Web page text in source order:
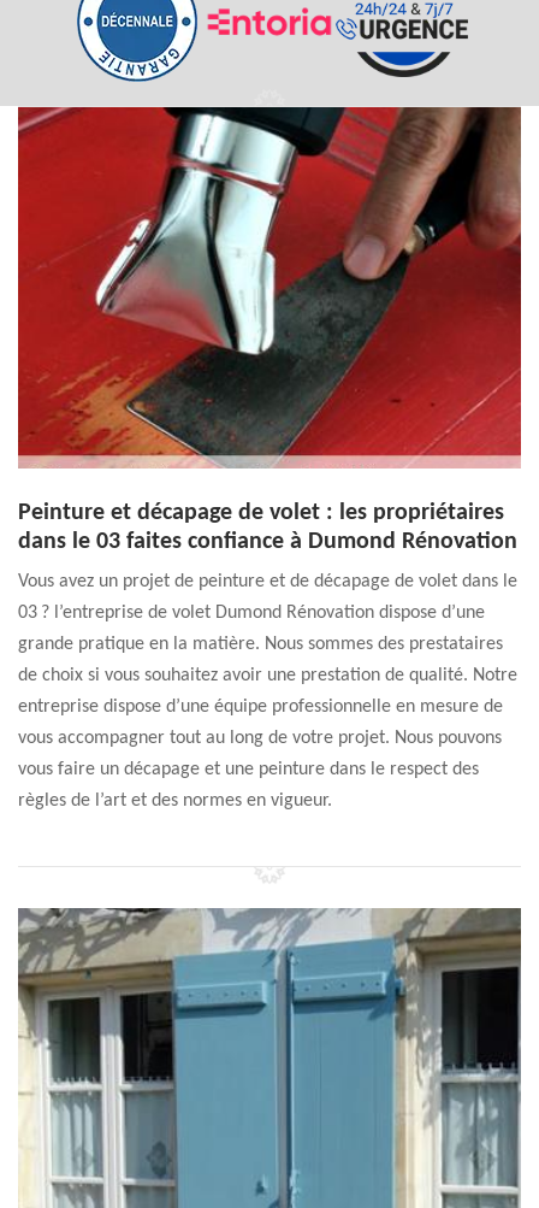
Peinture et décapage de volet : les propriétaires
dans le 03 faites confiance à Dumond Rénovation
Vous avez un projet de peinture et de décapage de volet dans le
03 ? l’entreprise de volet Dumond Rénovation dispose d’une
grande pratique en la matière. Nous sommes des prestataires
de choix si vous souhaitez avoir une prestation de qualité. Notre
entreprise dispose d’une équipe professionnelle en mesure de
vous accompagner tout au long de votre projet. Nous pouvons
vous faire un décapage et une peinture dans le respect des
règles de l’art et des normes en vigueur.